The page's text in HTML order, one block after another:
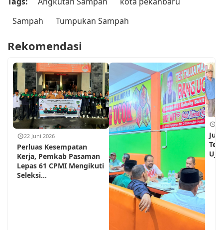
Sampah
Tumpukan Sampah
Rekomendasi
22 Juni 2026
Perluas Kesempatan
Kerja, Pemkab Pasaman
Lepas 61 CPMI Mengikuti
Seleksi...